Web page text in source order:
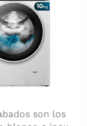
son los